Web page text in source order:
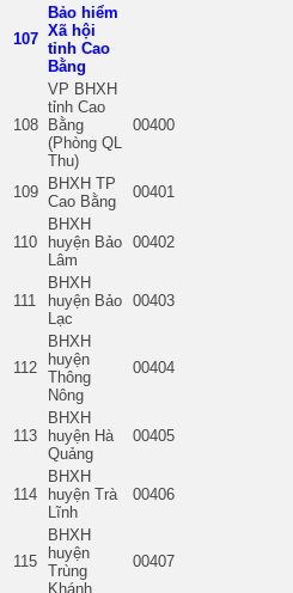
107
Bảo hiểm
Xã hội
tỉnh Cao
Bằng
108
VP BHXH
tỉnh Cao
Bằng
(Phòng QL
Thu)
00400
109
BHXH TP
Cao Bằng
00401
110
BHXH
huyện Bảo
Lâm
00402
111
BHXH
huyện Bảo
Lạc
00403
112
BHXH
huyện
Thông
Nông
00404
113
BHXH
huyện Hà
Quảng
00405
114
BHXH
huyện Trà
Lĩnh
00406
115
BHXH
huyện
Trùng
Khánh
00407